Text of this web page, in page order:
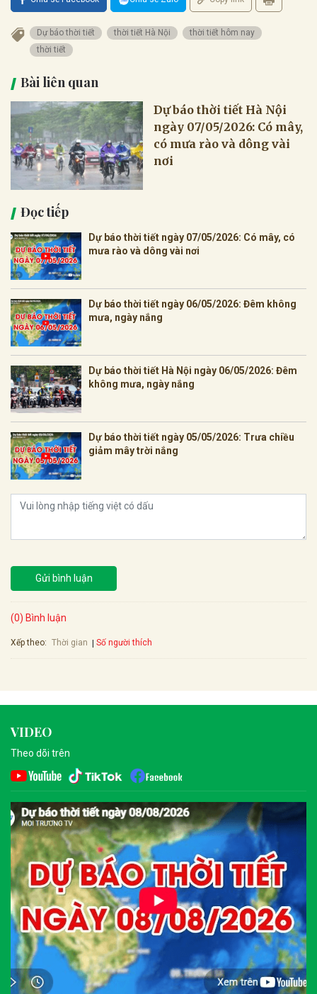
Dự báo thời tiết thời tiết Hà Nội
thời tiết hôm nay
thời tiết
Bài liên quan
Dự báo thời tiết Hà Nội
ngày 07/05/2026: Có mây,
có mưa rào và dông vài
nơi
Đọc tiếp
Dự báo thời tiết ngày 07/05/2026: Có mây, có
mưa rào và dông vài nơi
Dự báo thời tiết ngày 06/05/2026: Đêm không
mưa, ngày nắng
Dự báo thời tiết Hà Nội ngày 06/05/2026: Đêm
không mưa, ngày nắng
Dự báo thời tiết ngày 05/05/2026: Trưa chiều
giảm mây trời nắng
Gửi bình luận
(0) Bình luận
Xếp theo: Thời gian Số người thích
VIDEO
Theo dõi trên